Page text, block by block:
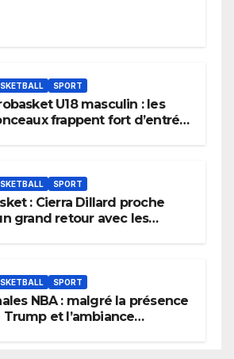
SPORT
U18 masculin : les
frappent fort d’entrée
SPORT
: Cierra Dillard proche
grand retour avec les
SPORT
NBA : malgré la présence
Trump et l’ambiance